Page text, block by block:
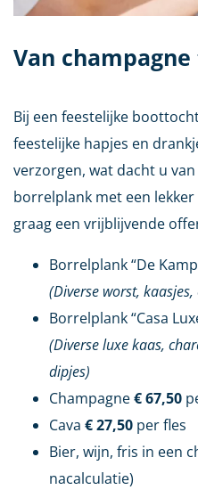
Van
Bij een feestelijke
feestelijke hapjes en
verzorgen, wat dacht u
borrelplank met een
graag een vrijblijvende
Borrelplank “De
(Diverse worst,
Borrelplank “Casa
(Diverseluxe kaas,
dipjes)
Champagne€ 67,50
Cava € 27,50 per fles
Bier, wijn, fris in een
nacalculatie)